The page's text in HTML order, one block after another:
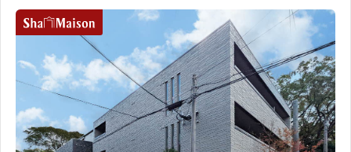
シャーメゾンとは
シャーメゾンセレクショ
ン
街並みに溶け込む優美な造形、誰もが心地よく
過ごせる共有空間、多様なライフスタイルに応
える居室、確かな構造と最先端のサービス。上
質を知り、理想の暮らしを追求する、アナタの
ための賃貸住宅。それが、フラッグシップモデ
ル、シャーメゾンプレミアです。